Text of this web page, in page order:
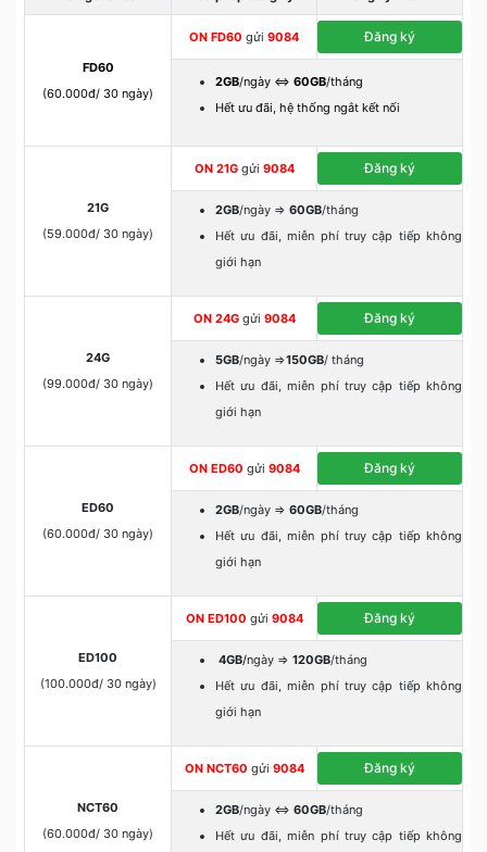
FD60
(60.000đ/ 30 ngày)
ON FD60 gửi 9084 Đăng ký
2GB/ngày ⇔ 60GB/tháng
Hết ưu đãi, hệ thống ngắt kết nối
21G
(59.000đ/ 30 ngày)
ON 21Ggửi 9084 Đăng ký
2GB/ngày ⇒ 60GB/tháng
Hết ưu đãi, miễn phí truy cập tiếp không
giới hạn
24G
(99.000đ/ 30 ngày)
ON 24G gửi 9084 Đăng ký
5GB/ngày ⇒150GB/ tháng
Hết ưu đãi, miễn phí truy cập tiếp không
giới hạn
ED60
(60.000đ/ 30 ngày)
ON ED60 gửi 9084 Đăng ký
2GB/ngày => 60GB/tháng
Hết ưu đãi, miễn phí truy cập tiếp không
giới hạn
ED100
(100.000đ/ 30 ngày)
ON ED100 gửi 9084 Đăng ký
4GB/ngày => 120GB/tháng
Hết ưu đãi, miễn phí truy cập tiếp không
giới hạn
NCT60
(60.000đ/ 30 ngày)
ON NCT60 gửi 9084 Đăng ký
2GB/ngày ⇔ 60GB/tháng
Hết ưu đãi, miễn phí truy cập tiếp không